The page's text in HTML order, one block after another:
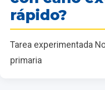
rápido?
Tarea experimentada
primaria